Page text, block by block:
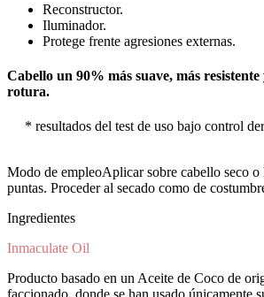
Reconstructor.
Iluminador.
Protege frente agresiones externas.
Cabello un 90% más suave, más
rotura.
* resultados del test de uso bajo control
Modo de empleoAplicar sobre cabello seco
puntas. Proceder al secado como de
Ingredientes
Inmaculate Oil
Producto basado en un Aceite de Coco de